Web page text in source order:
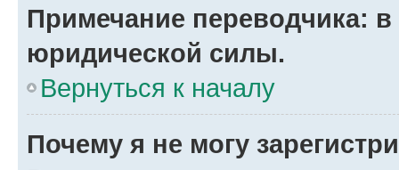
Примечание переводчика:
юридической силы.
Вернуться к началу
Почему я не могу